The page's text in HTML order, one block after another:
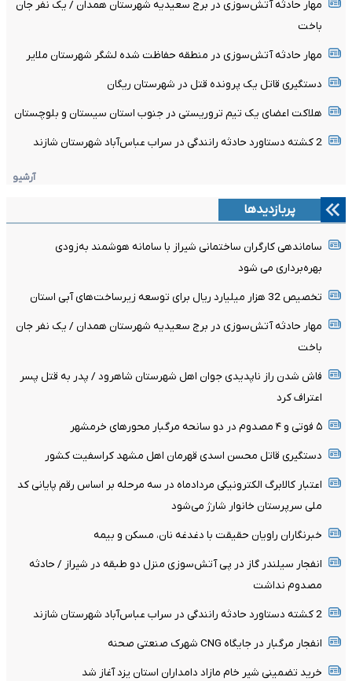
مهار حادثه آتش‌سوزی در برج سعیدیه شهرستان همدان / یک نفر جان
باخت
مهار حادثه آتش‌سوزی در منطقه حفاظت شده لشگر شهرستان ملایر
دستگیری قاتل یک پرونده قتل در شهرستان ریگان
هلاکت اعضای یک تیم تروریستی در جنوب استان سیستان و بلوچستان
2 کشته دستاورد حادثه رانندگی در سراب عباس‌آباد شهرستان شازند
آرشیو
پربازدیدها
ساماندهی کارگران ساختمانی شیراز با سامانه هوشمند به‌زودی
بهره‌برداری می شود
تخصیص 32 هزار میلیارد ریال برای توسعه زیرساخت‌های آبی استان
مهار حادثه آتش‌سوزی در برج سعیدیه شهرستان همدان / یک نفر جان
باخت
فاش شدن راز ناپدیدی جوان اهل شهرستان شاهرود / پدر به قتل پسر
اعتراف کرد
۵ فوتی و ۴ مصدوم در دو سانحه مرگبار محورهای خرمشهر
دستگیری قاتل محسن اسدی قهرمان اهل مشهد کراسفیت کشور
اعتبار کالابرگ الکترونیکی مردادماه در سه مرحله بر اساس رقم پایانی کد
ملی سرپرستان خانوار شارژ می‌شود
خبرنگاران راویان حقیقت با دغدغه نان، مسکن و بیمه
انفجار سیلندر گاز در پی آتش‌سوزی منزل دو طبقه در شیراز / حادثه
مصدوم نداشت
2 کشته دستاورد حادثه رانندگی در سراب عباس‌آباد شهرستان شازند
انفجار مرگبار در جایگاه CNG شهرک صنعتی صحنه
خرید تضمینی شیر خام مازاد دامداران استان یزد آغاز شد